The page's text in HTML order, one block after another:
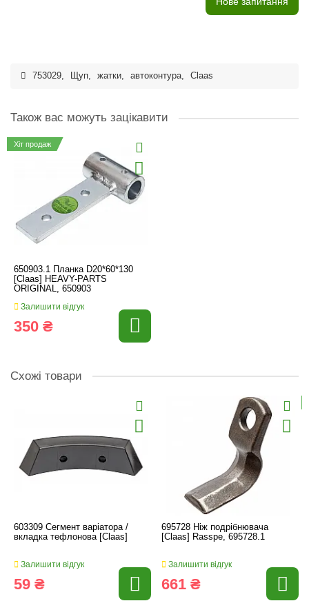
753029, Щуп, жатки, автоконтура, Claas
Також вас можуть зацікавити
Хіт продаж
650903.1 Планка D20*60*130
[Claas] HEAVY-PARTS
ORIGINAL, 650903
Залишити відгук
350 ₴
Схожі товари
603309 Сегмент варіатора /
вкладка тефлонова [Claas]
Залишити відгук
59 ₴
695728 Ніж подрібнювача
[Claas] Rasspe, 695728.1
Залишити відгук
661 ₴